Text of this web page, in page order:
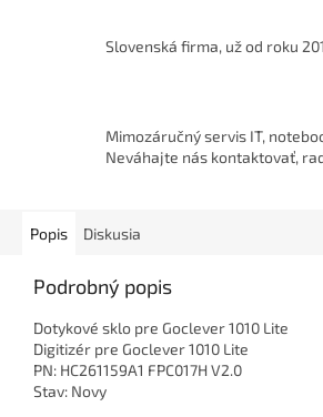
Slovenská firma, už od roku
Mimozáručný servis IT,
Neváhajte nás kontaktovať,
Popis Diskusia
Podrobný popis
Dotykové sklo pre Goclever 1010 Lite
Digitizér pre Goclever 1010 Lite
PN: HC261159A1 FPC017H V2.0
Stav: Novy